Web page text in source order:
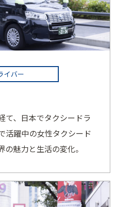
イバー
て、日本でタクシードラ
活躍中の女性タクシード
魅力と生活の変化。